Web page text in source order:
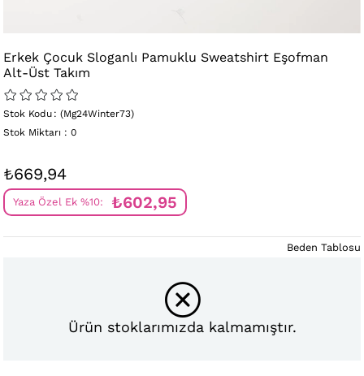
Erkek Çocuk Sloganlı Pamuklu Sweatshirt Eşofman
Alt-Üst Takım
(Mg24Winter73)
Stok Kodu
Stok Miktarı : 0
₺669,94
Yaza Özel Ek %10: ₺602,95
Ürün stoklarımızda kalmamıştır.
Beden Tablosu